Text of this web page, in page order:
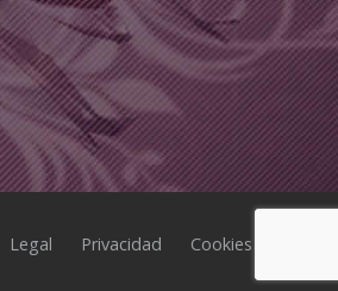
Legal Privacidad Cookies